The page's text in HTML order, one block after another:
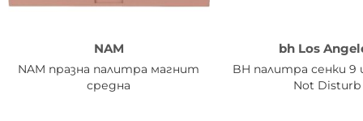
NAM
NAM празна палитра магнит
средна
bh Los
BH палитра сенки 9
Not Disturb